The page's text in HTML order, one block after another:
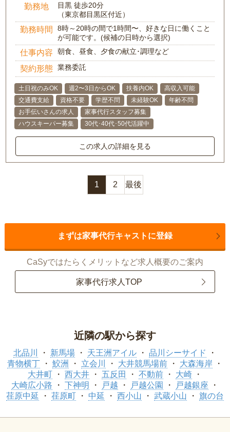
勤務地
目黒 徒歩20分
（東京都目黒区付近）
勤務時間
8時～20時の間で1時間〜、好きな日に働くこと
が可能です。(候補の日時から選択)
仕事内容 朝食、昼食、夕食の献立･調理など
契約形態 業務委託
土日祝のみOK 週2〜3日からOK 扶養内OK
高収入可能
交通費支給
資格不要 学歴不問 未経験OK
年齢不問
お手伝いさんの求人
家事代行スタッフ募集
ハウスキーパー募集
30代･40代･50代活躍中
この求人の詳細を見る
1 2 最後
まずは家事代行キャストに登録
CaSyではたらくメリットなど求人概要のご案内
家事代行求人TOP
近隣の駅から探す
北品川 新馬場 天王洲アイル
品川シーサイド
青物横丁
鮫洲 立会川 大井競馬場前
大森海岸
大井町
西大井 五反田 不動前
大崎
大崎広小路
下神明 戸越 戸越公園
戸越銀座
荏原中延
荏原町 中延 西小山 武蔵小山 旗の台